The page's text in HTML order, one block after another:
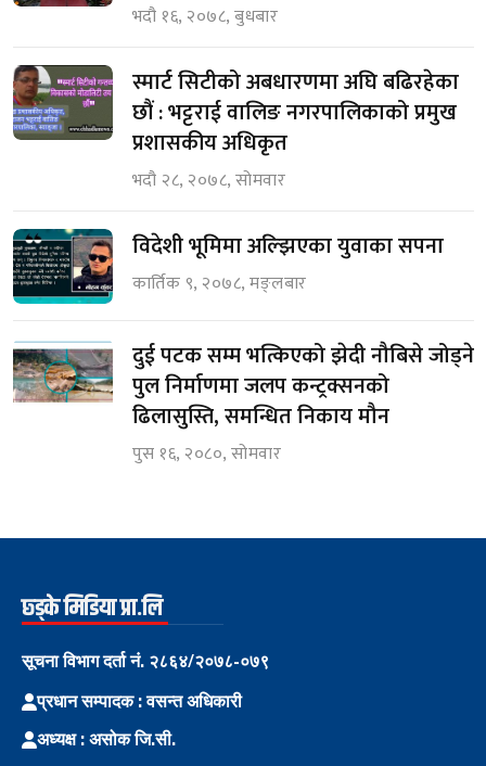
भदौ १६, २०७८, बुधबार
स्मार्ट सिटीको अबधारणमा अघि बढिरहेका
छौं : भट्टराई वालिङ नगरपालिकाको प्रमुख
प्रशासकीय अधिकृत
भदौ २८, २०७८, सोमवार
विदेशी भूमिमा अल्झिएका युवाका सपना
कार्तिक ९, २०७८, मङ्लबार
दुई पटक सम्म भत्किएको झेदी नौबिसे जोड्ने
पुल निर्माणमा जलप कन्ट्रक्सनको
ढिलासुस्ति, समन्धित निकाय मौन
पुस १६, २०८०, सोमवार
छ्ड्के मिडिया प्रा.लि
सूचना विभाग दर्ता नं. २८६४/२०७८-०७९
प्रधान सम्पादक : वसन्त अधिकारी
अध्यक्ष : असोक जि.सी.